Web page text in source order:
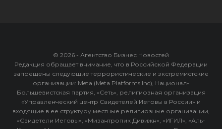
© 2026 - Агентство Бизнес Новостей
Редакция обращает внимание, что в Российской Федерации
запрещены следующие террористические и экстремистские
организации: Meta (Meta Platforms Inc), Национал-
Большевистская партия, «Сеть», религиозная организация
«Управленческий центр Свидетелей Иеговы в России» и
входящие в ее структуру местные религиозные организации,
«Свидетели Иеговы», «Мизантропик Дивижн», «ИГИЛ», «Аль-